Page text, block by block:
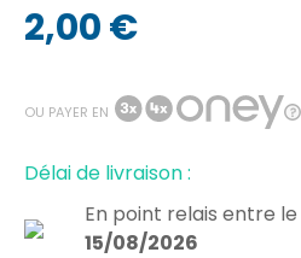
2,00 €
OU PAYER EN
Délai de livraison :
En point relais entre le
15/08/2026